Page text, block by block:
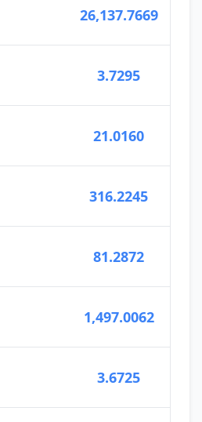
26,137.7669
3.7295
21.0160
316.2245
81.2872
1,497.0062
3.6725